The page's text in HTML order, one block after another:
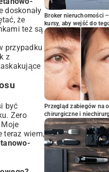
doskonały
że
też są
przypadku
z
być
Zero
teraz wiem,
Broker nieruchomości
kursy, aby wejść do
Przegląd zabiegów na
chirurgiczne i